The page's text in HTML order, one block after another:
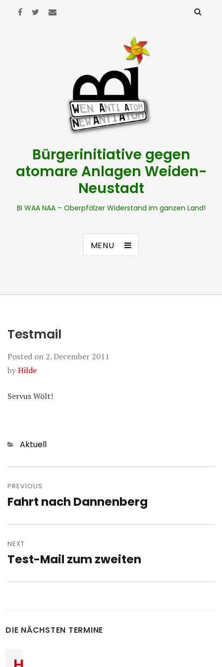
Bürgerinitiative gegen
atomare Anlagen Weiden-
Neustadt
BI WAA NAA – Oberpfälzer Widerstand im ganzen Land!
MENU
Testmail
Posted on 2. December 2011
byHilde
Servus Wölt!
Categories
Aktuell
navigation
PREVIOUS
Previous
Fahrt nach Dannenberg
NEXT
Next
Test-Mail zum zweiten
DIE NÄCHSTEN TERMINE